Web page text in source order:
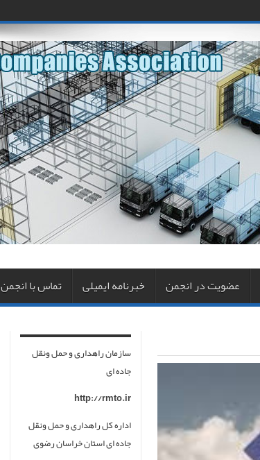
عضویت در انجمن خبرنامه ایمیلی تماس با انجمن
سازمان راهداری و حمل ونقل
جاده ای
http://rmto.ir
اداره کل راهداری و حمل ونقل
جاده ای استان خراسان رضوی